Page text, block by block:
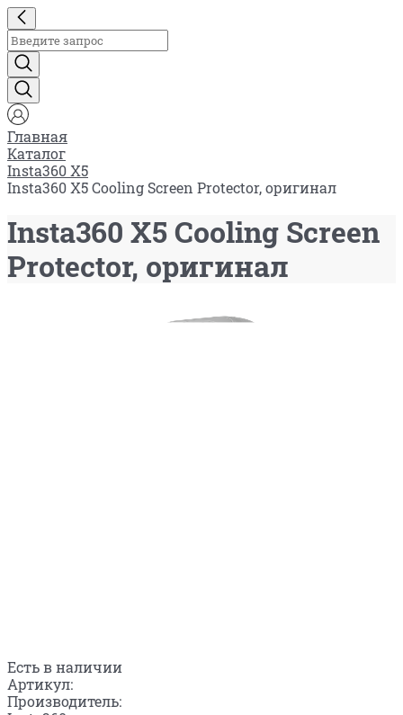
Главная
Каталог
Insta360 X5
Insta360 X5 Cooling Screen Protector, оригинал
Insta360 X5 Cooling Screen
Protector, оригинал
Есть в наличии
Артикул:
Производитель: